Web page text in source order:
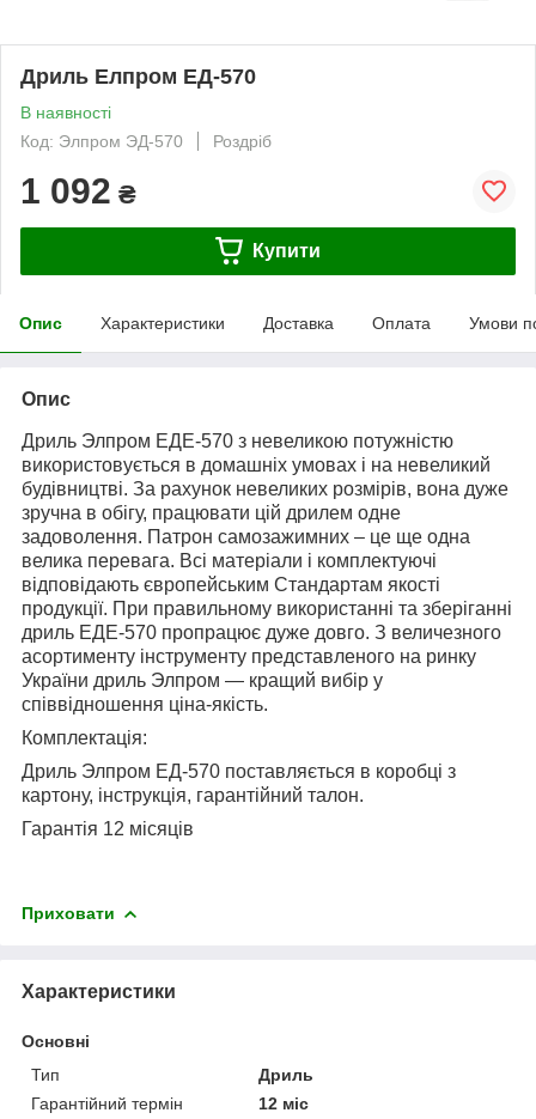
Дриль Елпром ЕД-570
В наявності
Код: Элпром ЭД-570
Роздріб
1 092 ₴
Купити
Опис Характеристики Доставка Оплата Умови
Опис
Дриль Элпром ЕДЕ-570 з невеликою потужністю
використовується в домашніх умовах і на невеликий
будівництві. За рахунок невеликих розмірів, вона дуже
зручна в обігу, працювати цій дрилем одне
задоволення. Патрон самозажимних – це ще одна
велика перевага. Всі матеріали і комплектуючі
відповідають європейським Стандартам якості
продукції. При правильному використанні та зберіганні
дриль ЕДЕ-570 пропрацює дуже довго. З величезного
асортименту інструменту представленого на ринку
України дриль Элпром ― кращий вибір у
співвідношення ціна-якість.
Комплектація:
Дриль Элпром ЕД-570 поставляється в коробці з
картону, інструкція, гарантійний талон.
Гарантія 12 місяців
Приховати
Характеристики
Основні
Тип
Дриль
Гарантійний термін
12 міс